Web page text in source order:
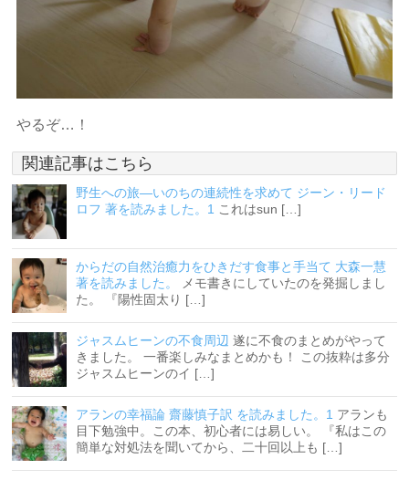
やるぞ…！
関連記事はこちら
野生への旅―いのちの連続性を求めて ジーン・リード
ロフ 著を読みました。1 これはsun […]
からだの自然治癒力をひきだす食事と手当て 大森一慧
著を読みました。
メモ書きにしていたのを発掘しまし
た。 『陽性固太り […]
ジャスムヒーンの不食周辺 遂に不食のまとめがやって
きました。 一番楽しみなまとめかも！ この抜粋は多分
ジャスムヒーンのイ […]
アランの幸福論 齋藤慎子訳 を読みました。1 アランも
目下勉強中。この本、初心者には易しい。 『私はこの
簡単な対処法を聞いてから、二十回以上も […]